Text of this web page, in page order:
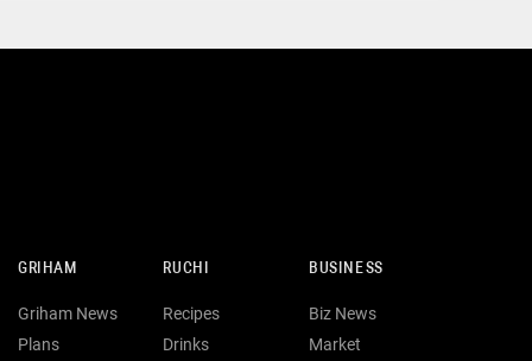
GRIHAM
Griham News
Plans
RUCHI
Recipes
Drinks
BUSINESS
Biz News
Market